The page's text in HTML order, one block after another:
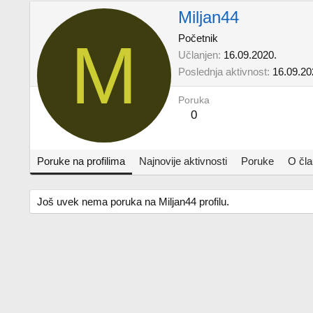
M
Miljan44
Početnik
Učlanjen 16.09.2020.
Poslednja aktivnost
Poruka
0
Poruke na profilima Najnovije aktivnosti Poruke O
Još uvek nema poruka na Miljan44 profilu.